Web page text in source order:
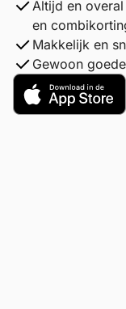
Altijd en
en
Makkelijk en
Gewoon